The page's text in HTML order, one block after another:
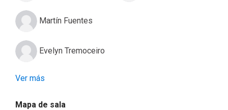
Martín Fuentes
Evelyn Tremoceiro
Ver más
Mapa de sala